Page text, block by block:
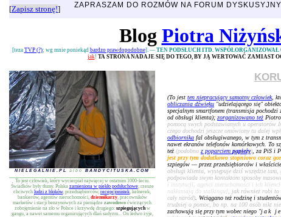
[Zapisz stronę!] ZAPRASZAM DO ROZMÓW NA FORUM
Blog Piotra
[teza TVP (?); wg mnie poniekąd bardzo prawdopodobne]. — TEN PODSŁUCH ITD. WSPÓŁORGANIZOWAŁ
jak! TA STRONA NADAJE SIĘ DO TEGO, BY JĄ WERTOWAĆ
NIELEGALNIE.PL albo BANDYCITUSKA.COM
To jest człowiek, który wycierpiał najwięcej w ostatnim 1000-leciu.
Świadków były tłumy. Polska zamieniona w piekło podsłuchowe; rzesze
chciwych ludzi z bloków, przedsiębiorców, recepcjonistek, kelnerek,
bankierów, agentów nieruchomości, dziennikarzy, pracowników
marketów i stacji benzynowych za pieniądze zawodowo ćwiczących
zobojętnienie na zło w Polsce i krzywdę drugiego: szpiegującychw
gangu, a nawet samemu organizujących dlań sadyzm... On ledwo żyje,
(To jest ten niepracujący samotny człowiek,
obliczania dźwięku "udzielającego się"
specjalnym smartfonem (transmisja pochodzi
od obsługi klienta); zorganizowano też
pomocą swych podstawianych u operatorów
czego dochodzi jeszcze omówiony tu dalej
odbiornika fal obsługiwanego, w tym z
nawet ekranów telefonów komórkowych. To
też (podobno z poparciem papieży) , za PiS i
jest przy tym dodatkowo stopniowo coraz
szpiegów — przez przedsiębiorców i
obsługi klienta, występuje dziś wszędzie
podpowiada swym kontaktom sposoby
i instytucji, agenci nieruchomości i ich
nakłaniają do stalkingu]
, jak również robi to
cały naród) . Wciągano też rodzinę i
trudniej o pomoc, bo np. na 100 osób nikt
zachowują się przy tym wobec niego "jak